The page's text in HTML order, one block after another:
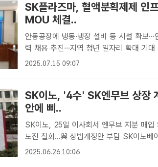
SK플라즈마, 혈액분획제제 인
MOU 체결..
안동공장에 냉동·냉장 설비 등 시설 확보
력 채용 추진…지역 청년 일자리 확대 기대 SK플라즈마 김승주 대표(오른
쪽)와 권기창 안동시장 (왼쪽)이 지난 14일
2025.07.15 09:07
SK이노, '4수' SK엔무브 상장
안에 삐..
SK이노, 25일 이사회서 엔무브 지분 매
도전 철회...與 상법개정안 부담 SK이노베이션이 윤활유 자회사 SK엔무브
의 상장 계획을 철회했다. /더팩트 DB[더
2025.06.26 10:06